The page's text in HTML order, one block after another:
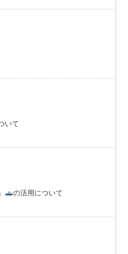
いて
の活用について